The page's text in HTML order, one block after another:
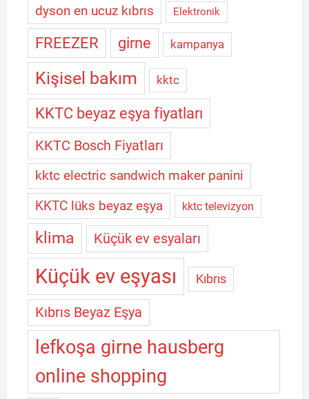
dyson en ucuz kıbrıs Elektronik
FREEZER girne kampanya
Kişisel bakım kktc
KKTC beyaz eşya fiyatları
KKTC Bosch Fiyatları
kktc electric sandwich maker panini
KKTC lüks beyaz eşya kktc televizyon
klima Küçük ev esyaları
Küçük ev eşyası Kıbrıs
Kıbrıs Beyaz Eşya
lefkoşa girne hausberg
online shopping